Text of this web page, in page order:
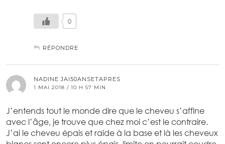
0
RÉPONDRE
NADINE JAI50ANSETAPRES
1 MAI 2018 / 10 H 57 MIN
J’entends tout le monde dire que le cheveu s’affine
avec l’âge, je trouve que chez moi c’est le contraire.
J’ai le cheveu épais et raide à la base et là les cheveux